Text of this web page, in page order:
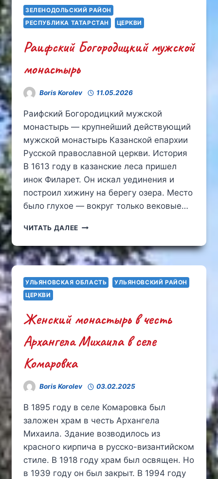
ЗЕЛЕНОДОЛЬСКИЙ РАЙОН
РЕСПУБЛИКА ТАТАРСТАН
ЦЕРКВИ
Раифский Богородицкий мужской
монастырь
Boris Korolev 11.05.2026
Раифский Богородицкий мужской
монастырь — крупнейший действующий
мужской монастырь Казанской епархии
Русской православной церкви. История
В 1613 году в казанские леса пришел
инок Филарет. Он искал уединения и
построил хижину на берегу озера. Место
было глухое — вокруг только вековые…
ЧИТАТЬ ДАЛЕЕ РАИФСКИЙ
МУЖСКОЙ
МОНАСТЫРЬ
УЛЬЯНОВСКАЯ ОБЛАСТЬ
УЛЬЯНОВСКИЙ РАЙОН
ЦЕРКВИ
Женский монастырь в честь
Архангела Михаила в селе
Комаровка
Boris Korolev 03.02.2025
В 1895 году в селе Комаровка был
заложен храм в честь Архангела
Михаила. Здание возводилось из
красного кирпича в русско-византийском
стиле. В 1918 году храм был освящен. Но
в 1939 году он был закрыт. В 1994 году